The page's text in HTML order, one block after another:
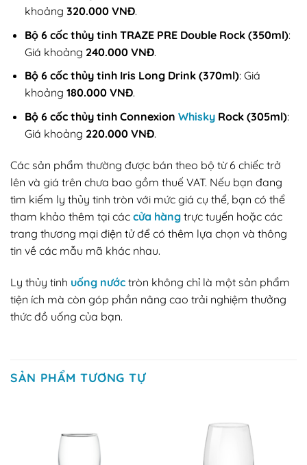
khoảng 320.000 VNĐ.
Bộ 6 cốc thủy tinh TRAZE PRE Double Rock (350ml):
Giá khoảng 240.000 VNĐ.
Bộ 6 cốc thủy tinh Iris Long Drink (370ml): Giá
khoảng 180.000 VNĐ.
Bộ 6 cốc thủy tinh Connexion WhiskyRock (305ml):
Giá khoảng 220.000 VNĐ.
Các sản phẩm thường được bán theo bộ từ 6 chiếc trở
lên và giá trên chưa bao gồm thuế VAT. Nếu bạn đang
tìm kiếm ly thủy tinh tròn với mức giá cụ thể, bạn có thể
tham khảo thêm tại các cửa hàng trực tuyến hoặc các
trang thương mại điện tử để có thêm lựa chọn và thông
tin về các mẫu mã khác nhau.
Ly thủy tinh uống nước tròn không chỉ là một sản phẩm
tiện ích mà còn góp phần nâng cao trải nghiệm thưởng
thức đồ uống của bạn.
SẢN PHẨM TƯƠNG TỰ